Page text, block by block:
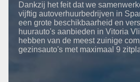
Dankzij het feit dat we
vijftig autoverhuurbedrijven in
een grote beschikbaarheid en
huurauto's aanbieden in Vitoria
hebben van de meest zuinige
gezinsauto's met maximaal 9